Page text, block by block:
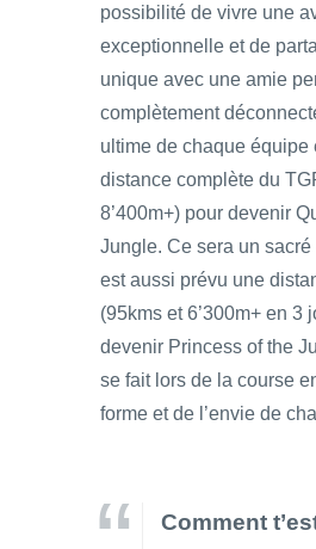
possibilité de vivre une
exceptionnelle et de
unique avec une amie
complètement
ultime de chaque équipe
distance complète du
8’400m+) pour devenir
Jungle. Ce sera un sacré
est aussi prévu une
(95kms et 6’300m+ en 3
devenir Princess of the
se fait lors de la course
forme et de l’envie de
Comment